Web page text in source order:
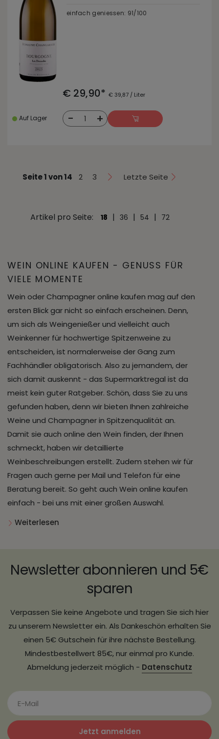
einfach geniessen: 91/100
€ 29,90* € 39,87 / Liter
Auf Lager - 1 +
Seite 1 von 14 2 3 Letzte Seite
Artikel pro Seite: 18 | 36 | 54 | 72
WEIN ONLINE KAUFEN - GENUSS FÜR
VIELE MOMENTE
Wein oder Champagner online kaufen mag auf den
ersten Blick gar nicht so einfach erscheinen. Denn,
um sich als Weingenießer und vielleicht auch
Weinkenner für hochwertige Spitzenweine zu
entscheiden, ist normalerweise der Gang zum
Fachhändler obligatorisch. Also zu jemandem, der
sich damit auskennt - das Supermarktregal ist da
meist kein guter Ratgeber. Schön, dass Sie zu uns
gefunden haben, denn wir bieten Ihnen zahlreiche
Weine und Champagner in Spitzenqualität an.
Damit sie auch online den Wein finden, der Ihnen
schmeckt, haben wir detaillierte
Weinbeschreibungen erstellt. Zudem stehen wir für
Fragen auch gerne per Mail und Telefon für eine
Beratung bereit. So geht auch Wein online kaufen
einfach - bei uns mit einer großen Auswahl.
Weiterlesen
Newsletter abonnieren und 5€
sparen
Verpassen Sie keine Angebote und tragen Sie sich hier
zu unserem Newsletter ein. Als Dankeschön erhalten Sie
einen 5€ Gutschein für ihre nächste Bestellung.
Mindestbestellwert 85€, nur einmal pro Kunde.
Abmeldung jederzeit möglich - Datenschutz
Jetzt anmelden